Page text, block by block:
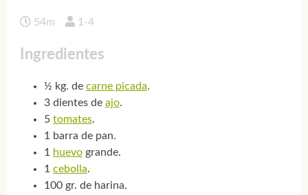
54m 1-4
Ingredientes
½ kg. de carne picada.
3 dientes de ajo.
5 tomates.
1 barra de pan.
1
huevogrande.
1 cebolla.
100 gr. de harina.